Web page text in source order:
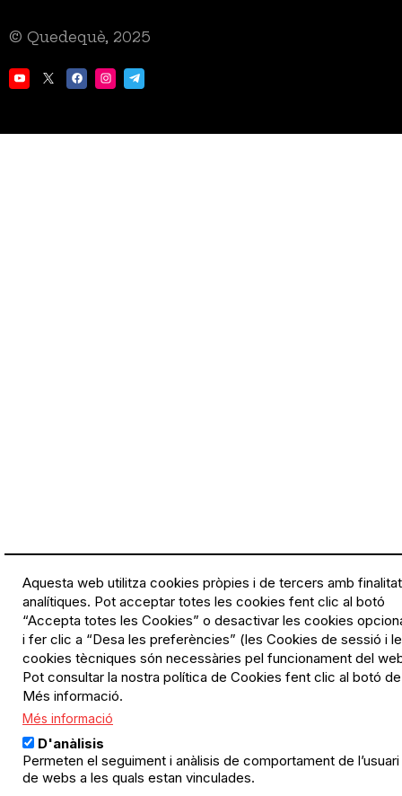
© Quedequè, 2025
Aquesta web utilitza cookies pròpies i de tercers amb
analítiques. Pot acceptar totes les cookies fent clic al botó
“Accepta totes les Cookies” o desactivar les cookies
i fer clic a “Desa les preferències” (les Cookies de sessió i
cookies tècniques són necessàries pel funcionament del
Pot consultar la nostra política de Cookies fent clic al botó de
Més informació.
Més informació
D'anàlisis
Permeten el seguiment i anàlisis de comportament de l’usuari
de webs a les quals estan vinculades.